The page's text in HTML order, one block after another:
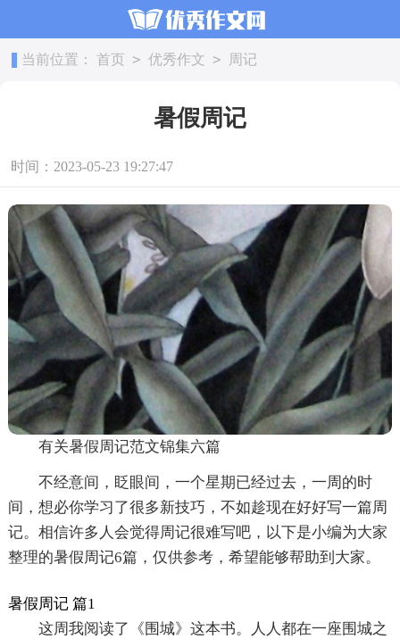
当前位置： 首页 > 优秀作文 > 周记
暑假周记
时间：2023-05-23 19:27:47
有关暑假周记范文锦集六篇
不经意间，眨眼间，一个星期已经过去，一周的时
间，想必你学习了很多新技巧，不如趁现在好好写一篇周
记。相信许多人会觉得周记很难写吧，以下是小编为大家
整理的暑假周记6篇，仅供参考，希望能够帮助到大家。
暑假周记 篇1
这周我阅读了《围城》这本书。人人都在一座围城之